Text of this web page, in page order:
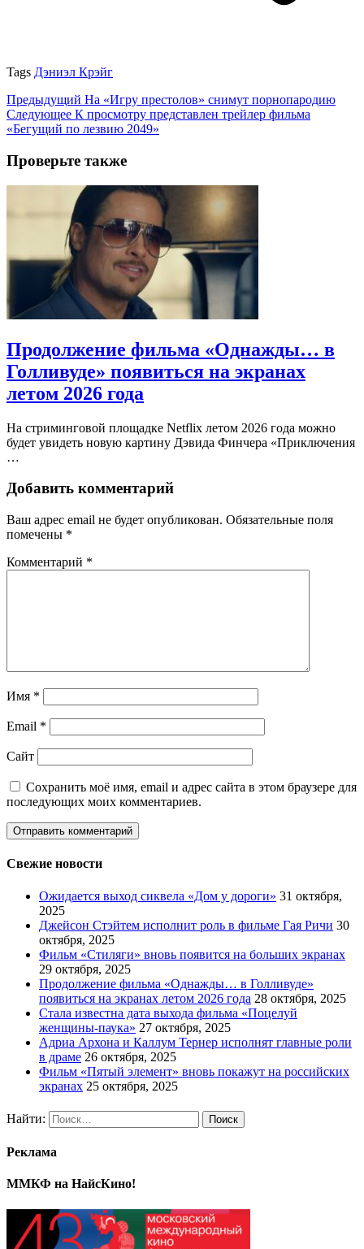
Tags Дэниэл Крэйг
Предыдущий На «Игру престолов» снимут порнопародию
Следующее К просмотру представлен трейлер фильма
«Бегущий по лезвию 2049»
Проверьте также
Продолжение фильма «Однажды… в
Голливуде» появиться на экранах
летом 2026 года
На стриминговой площадке Netflix летом 2026 года можно
будет увидеть новую картину Дэвида Финчера «Приключения
…
Добавить комментарий
Ваш адрес email не будет опубликован. Обязательные поля
помечены *
Комментарий *
Имя *
Email *
Сайт
Сохранить моё имя, email и адрес сайта в этом браузере для
последующих моих комментариев.
Свежие новости
Ожидается выход сиквела «Дом у дороги» 31 октября,
2025
Джейсон Стэйтем исполнит роль в фильме Гая Ричи 30
октября, 2025
Фильм «Стиляги» вновь появится на больших экранах
29 октября, 2025
Продолжение фильма «Однажды… в Голливуде»
появиться на экранах летом 2026 года 28 октября, 2025
Стала известна дата выхода фильма «Поцелуй
женщины-паука» 27 октября, 2025
Адриа Архона и Каллум Тернер исполнят главные роли
в драме 26 октября, 2025
Фильм «Пятый элемент» вновь покажут на российских
экранах 25 октября, 2025
Найти:
Реклама
ММКФ на НайсКино!